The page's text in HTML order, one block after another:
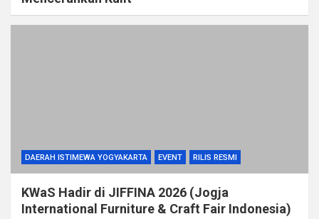
DAERAH ISTIMEWA YOGYAKARTA EVENT RILIS RESMI
KWaS Hadir di JIFFINA 2026 (Jogja
International Furniture & Craft Fair Indonesia)